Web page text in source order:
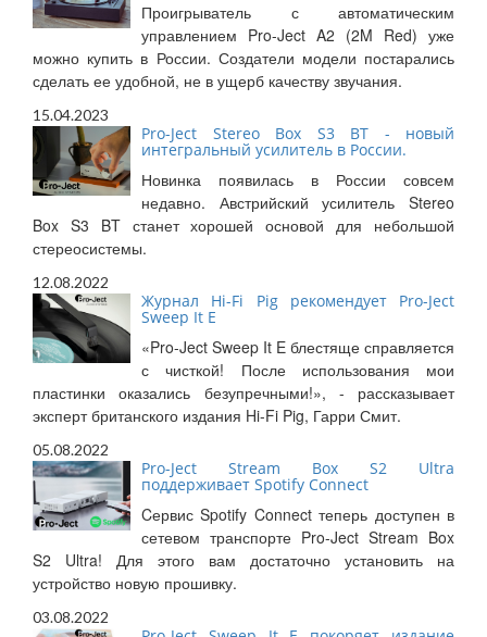
Проигрыватель с автоматическим
управлением Pro-Ject A2 (2M Red) уже
можно купить в России. Создатели модели постарались
сделать ее удобной, не в ущерб качеству звучания.
15.04.2023
Pro-Ject Stereo Box S3 BT - новый
интегральный усилитель в России.
Новинка появилась в России совсем
недавно. Австрийский усилитель Stereo
Box S3 BT станет хорошей основой для небольшой
стереосистемы.
12.08.2022
Журнал Hi-Fi Pig рекомендует Pro-Ject
Sweep It E
«Pro-Ject Sweep It E блестяще справляется
с чисткой! После использования мои
пластинки оказались безупречными!», - рассказывает
эксперт британского издания Hi-Fi Pig, Гарри Смит.
05.08.2022
Pro-Ject Stream Box S2 Ultra
поддерживает Spotify Connect
Cервис Spotify Connect теперь доступен в
сетевом транспорте Pro-Ject Stream Box
S2 Ultra! Для этого вам достаточно установить на
устройство новую прошивку.
03.08.2022